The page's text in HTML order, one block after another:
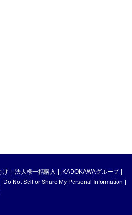
け 法人様一括購入
KADOKAWAグループ
Do Not Sell or Share My Personal Information